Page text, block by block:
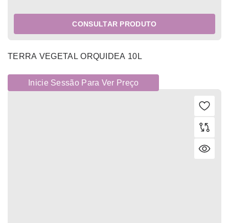
CONSULTAR PRODUTO
TERRA VEGETAL ORQUIDEA 10L
Inicie Sessão Para Ver Preço